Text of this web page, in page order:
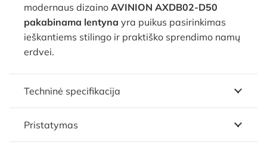
modernaus dizaino AVINION AXDB02-D50
pakabinama lentyna yra puikus pasirinkimas
ieškantiems stilingo ir praktiško sprendimo namų
erdvei.
Techninė specifikacija
Pristatymas